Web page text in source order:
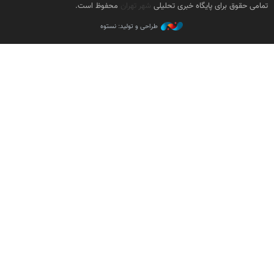
تمامی حقوق برای پایگاه خبری تحلیلی شهر تهران محفوظ است.
طراحی و تولید: نستوه